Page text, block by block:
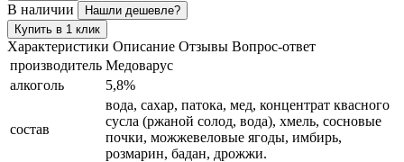
В наличии
Нашли дешевле?
Купить в 1 клик
Характеристики Описание Отзывы Вопрос-ответ
производитель Медоварус
алкоголь
5,8%
состав
вода, сахар, патока, мед, концентрат квасного
сусла (ржаной солод, вода), хмель, сосновые
почки, можжевеловые ягоды, имбирь,
розмарин, бадан, дрожжи.